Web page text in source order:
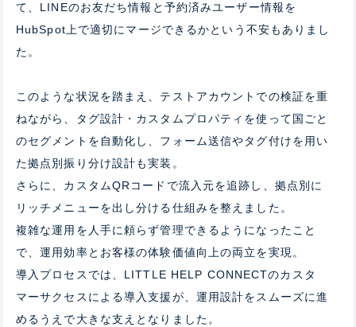
て、LINEのお友だち情報と予約済みユーザー情報を
HubSpot上で適切にマージできるかという不安もありまし
た。
このような状況を踏まえ、テストアカウントでの検証を重
ねながら、タグ設計・カスタムプロパティを使って国ごと
のセグメントを自動化し、フォーム送信やタグ付けを用い
た拠点別振り分け設計も実装 。
さらに、カスタムQRコードで流入元を追跡し、拠点別に
リッチメニューを出し分ける仕組みを整えました。
複雑な運用を人手に頼らず管理できるようになったこと
で、運用効率とお客様の体験価値向上の両立を実現。
導入プロセスでは、 LITTLE HELP CONNECTのカスタ
マーサクセスによる導入支援が、運用設計をスムーズに進
めるうえで大きな支えとなりました。